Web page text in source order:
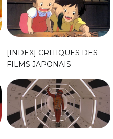
[INDEX] CRITIQUES DES
FILMS JAPONAIS